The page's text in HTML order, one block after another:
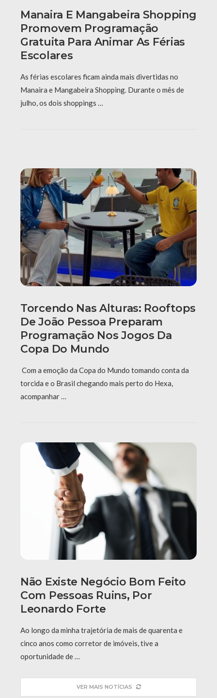
Manaira E Mangabeira Shopping
Promovem Programação
Gratuita Para Animar As Férias
Escolares
As férias escolares ficam ainda mais divertidas no
Manaira e Mangabeira Shopping. Durante o mês de
julho, os dois shoppings …
Torcendo Nas Alturas: Rooftops
De João Pessoa Preparam
Programação Nos Jogos Da
Copa Do Mundo
Com a emoção da Copa do Mundo tomando conta da
torcida e o Brasil chegando mais perto do Hexa,
acompanhar …
Não Existe Negócio Bom Feito
Com Pessoas Ruins, Por
Leonardo Forte
Ao longo da minha trajetória de mais de quarenta e
cinco anos como corretor de imóveis, tive a
oportunidade de …
VER MAIS NOTÍCIAS